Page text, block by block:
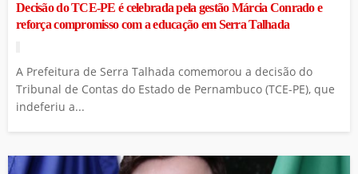
Decisão do TCE-PE é celebrada pela gestão Márcia Conrado e
reforça compromisso com a educação em Serra Talhada
A Prefeitura de Serra Talhada comemorou a decisão do
Tribunal de Contas do Estado de Pernambuco (TCE-PE), que
indeferiu a...